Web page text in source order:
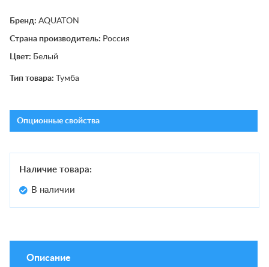
Бренд: AQUATON
Страна производитель: Россия
Цвет: Белый
Тип товара: Тумба
Опционные свойства
Наличие товара:
В наличии
Описание